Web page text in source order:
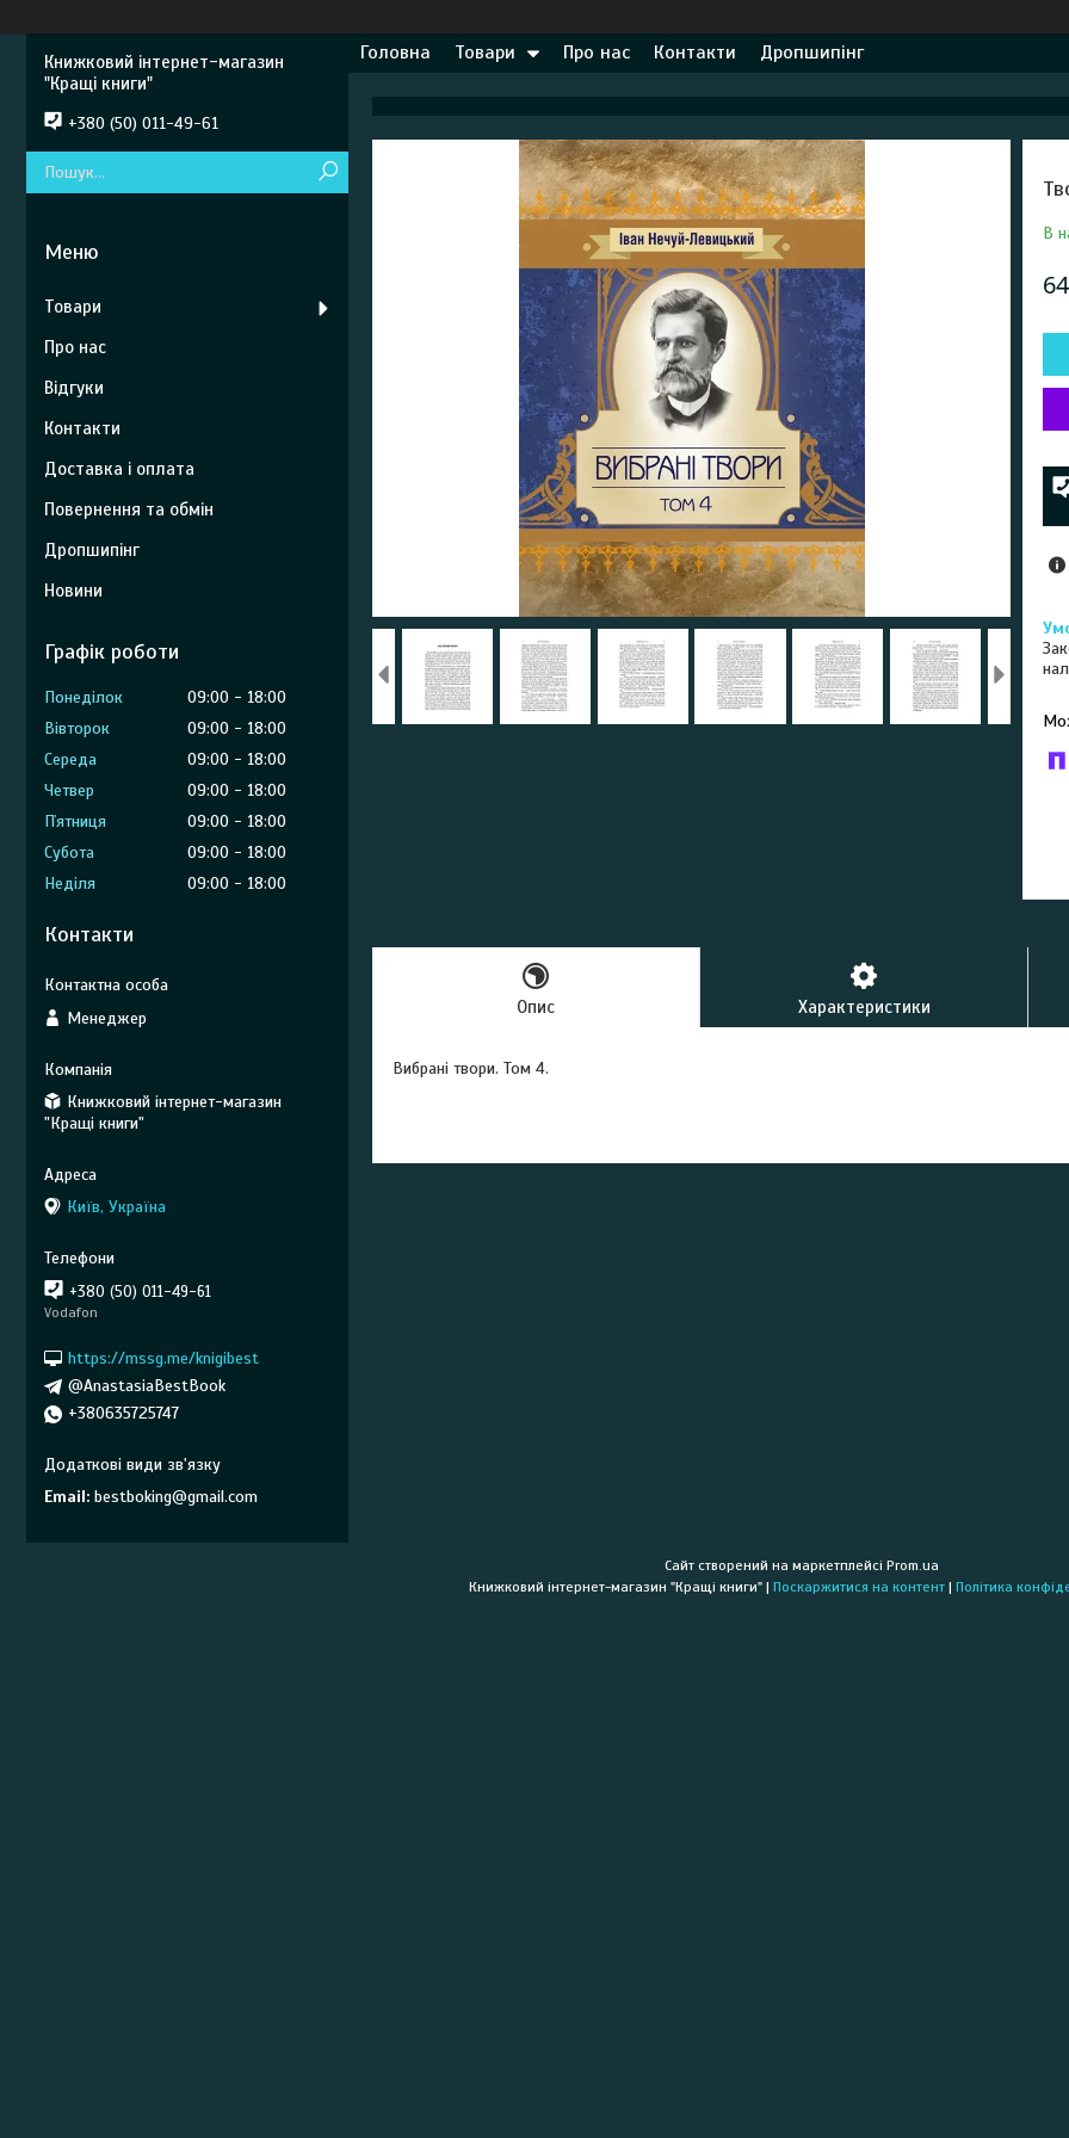
Головна Товари Про нас Контакти Дропшипінг
В
Опис Характеристики
Вибрані твори. Том 4.
Книжковий інтернет-магазин
"Кращі книги"
+380 (50) 011-49-61
Товари
Про нас
Відгуки
Контакти
Доставка і оплата
Повернення та обмін
Дропшипінг
Новини
Графік роботи
Понеділок 09:00
18:00
Вівторок
09:00
18:00
Середа
09:00
18:00
Четвер
09:00
18:00
Пʼятниця
09:00
18:00
Субота
09:00
18:00
Неділя
09:00 18:00
Контакти
Менеджер
Книжковий інтернет-магазин
"Кращі книги"
Київ, Україна
+380 (50) 011-49-61
Vodafon
https://mssg.me/knigibest
@AnastasiaBestBook
+380635725747
Email bestboking@gmail.com
Сайт створений на маркетплейсі Prom.ua
Книжковий інтернет-магазин "Кращі книги" | Поскаржитися на контент | Політика